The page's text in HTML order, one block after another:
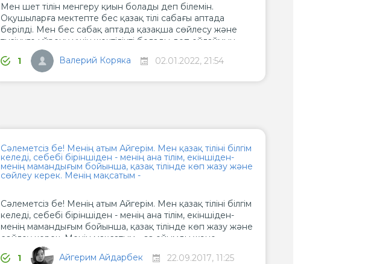
Мен шет тілін менгеру қиын болады деп білемін.
Оқушыларға мектепте бес қазақ тілі сабағы аптада
берілді. Мен бес сабақ аптада қазақша сөйлесу және
түсінуге үйрену үшін жектілікті болады деп ойлаймын.
Оқушылар мектепті бітірген соң неге қазақша сөйлей
алмайды? Бір нәрсе дұрыс емес білім беру жүйесінде
болады деп ойлаймын. Сіздер не ойлайсыздар?
1 Валерий Коряка 02.01.2022, 21:54
Сәлеметсіз бе! Менің атым Айгерім. Мен қазақ тіліні білгім
келеді, себебі біріншіден - менің ана тілім, екіншіден-
менің мамандығым бойынша, қазақ тілінде көп жазу және
сөйлеу керек. Менің мақсатым -
Сәлеметсіз бе! Менің атым Айгерім. Мен қазақ тіліні білгім
келеді, себебі біріншіден - менің ана тілім, екіншіден-
менің мамандығым бойынша, қазақ тілінде көп жазу және
сөйлеу керек. Менің мақсатым - өз ойымды және
тапсырмаларды еркіндігімен орындау.
1 Айгерим Айдарбек 22.09.2017, 11:25